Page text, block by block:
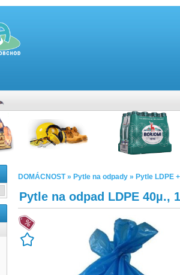
DOMÁCNOST » Pytle na odpady » Pytle LDPE
Pytle na odpad LDPE 40µ.,